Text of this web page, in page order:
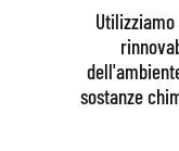
sostanze